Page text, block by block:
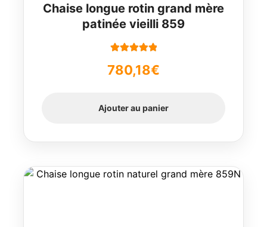
Chaise longue rotin grand mère
patinée vieilli 859
5
780,18€
Ajouter au panier